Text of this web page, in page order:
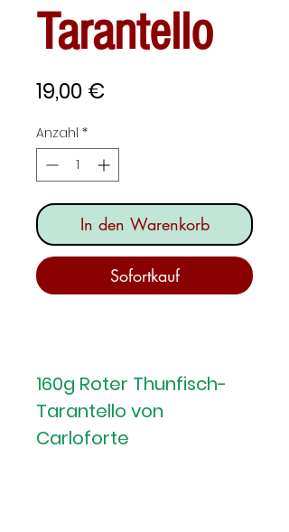
Tarantello
19,00 €
Anzahl *
In den Warenkorb
Sofortkauf
160g Roter Thunfisch-
Tarantello von
Carloforte